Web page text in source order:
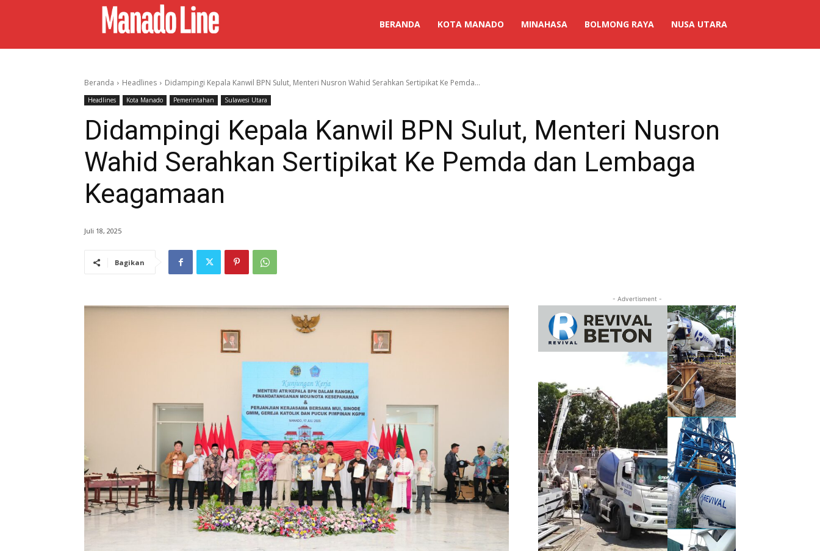
BERANDA KOTA MANADO MINAHASA BOLMONG RAYA NUSA UTARA
Beranda Headlines Didampingi Kepala Kanwil BPN Sulut, Menteri Nusron Wahid Serahkan Sertipikat Ke Pemda...
Headlines Kota Manado Pemerintahan Sulawesi Utara
Didampingi Kepala Kanwil BPN Sulut, Menteri Nusron
Wahid Serahkan Sertipikat Ke Pemda dan Lembaga
Keagamaan
Juli 18, 2025
Bagikan
- Advertisment -